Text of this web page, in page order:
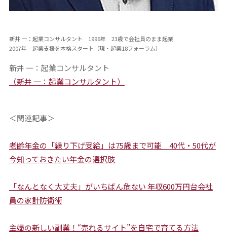
新井 一：起業コンサルタント 1996年 23歳で会社員のまま起業
2007年 起業支援を本格スタート（現・起業18フォーラム）
新井 一：起業コンサルタント
（新井 一：起業コンサルタント）
＜関連記事＞
老齢年金の「繰り下げ受給」は75歳まで可能 40代・50代が
今知っておきたい年金の選択肢
「なんとなく大丈夫」がいちばん危ない 年収600万円台会社
員の家計防衛術
主婦の新しい副業！“売れるサイト”を自宅で育てる方法